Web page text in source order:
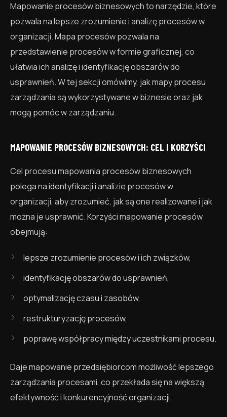
Mapowanie procesów biznesowych to narzędzie, które
pozwala na lepsze zrozumienie i analizę procesów w
organizacji. Mapa procesów pozwala na
przedstawienie procesów w formie graficznej, co
ułatwia ich analizę i identyfikację obszarów do
usprawnień. W tej sekcji omówimy, jak mapy procesu
zarządzania są wykorzystywane w biznesie oraz jak
mogą pomóc w zarządzaniu.
MAPOWANIE PROCESÓW BIZNESOWYCH: CEL I KORZYŚCI
Cel procesu mapowania procesów biznesowych
polega na identyfikacji i analizie procesów w
organizacji, aby zrozumieć, jak są one realizowane i jak
można je usprawnić. Korzyści mapowanie procesów
obejmują:
lepsze zrozumienie procesów i ich związków,
identyfikację obszarów do usprawnień,
optymalizację czasu i zasobów,
restrukturyzację procesów,
poprawę współpracy między uczestnikami procesu.
Daje mapowanie przedsiębiorcom możliwość lepszego
zarządzania procesami, co przekłada się na większą
efektywność i konkurencyjność organizacji.